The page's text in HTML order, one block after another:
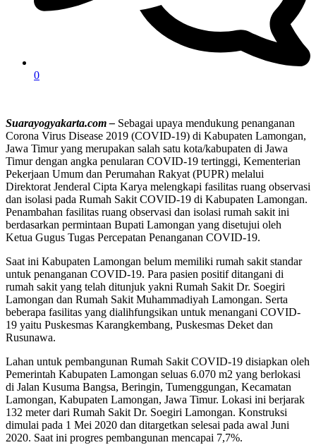
0
Suarayogyakarta.com – Sebagai upaya mendukung penanganan
Corona Virus Disease 2019 (COVID-19) di Kabupaten Lamongan,
Jawa Timur yang merupakan salah satu kota/kabupaten di Jawa
Timur dengan angka penularan COVID-19 tertinggi, Kementerian
Pekerjaan Umum dan Perumahan Rakyat (PUPR) melalui
Direktorat Jenderal Cipta Karya melengkapi fasilitas ruang observasi
dan isolasi pada Rumah Sakit COVID-19 di Kabupaten Lamongan.
Penambahan fasilitas ruang observasi dan isolasi rumah sakit ini
berdasarkan permintaan Bupati Lamongan yang disetujui oleh
Ketua Gugus Tugas Percepatan Penanganan COVID-19.
Saat ini Kabupaten Lamongan belum memiliki rumah sakit standar
untuk penanganan COVID-19. Para pasien positif ditangani di
rumah sakit yang telah ditunjuk yakni Rumah Sakit Dr. Soegiri
Lamongan dan Rumah Sakit Muhammadiyah Lamongan. Serta
beberapa fasilitas yang dialihfungsikan untuk menangani COVID-
19 yaitu Puskesmas Karangkembang, Puskesmas Deket dan
Rusunawa.
Lahan untuk pembangunan Rumah Sakit COVID-19 disiapkan oleh
Pemerintah Kabupaten Lamongan seluas 6.070 m2 yang berlokasi
di Jalan Kusuma Bangsa, Beringin, Tumenggungan, Kecamatan
Lamongan, Kabupaten Lamongan, Jawa Timur. Lokasi ini berjarak
132 meter dari Rumah Sakit Dr. Soegiri Lamongan. Konstruksi
dimulai pada 1 Mei 2020 dan ditargetkan selesai pada awal Juni
2020. Saat ini progres pembangunan mencapai 7,7%.